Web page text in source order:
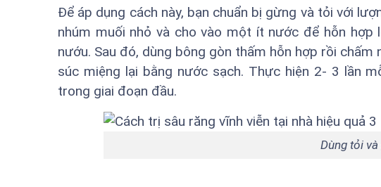
Để áp dụng cách này, bạn chuẩn bị gừng và tỏi với
nhúm muối nhỏ và cho vào một ít nước để hỗn
nướu. Sau đó, dùng bông gòn thấm hỗn hợp rồi
súc miệng lại bằng nước sạch. Thực hiện 2- 3 lần
trong giai đoạn đầu.
Dùng tỏi